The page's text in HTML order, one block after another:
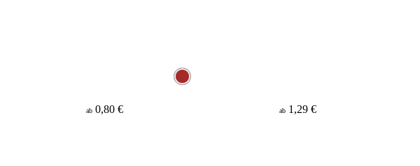
ab 0,80 € ab 1,29 €